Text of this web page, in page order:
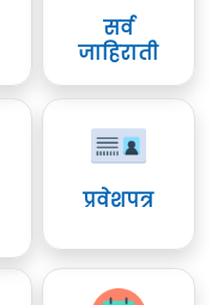
सर्व
जाहिराती
प्रवेशपत्र